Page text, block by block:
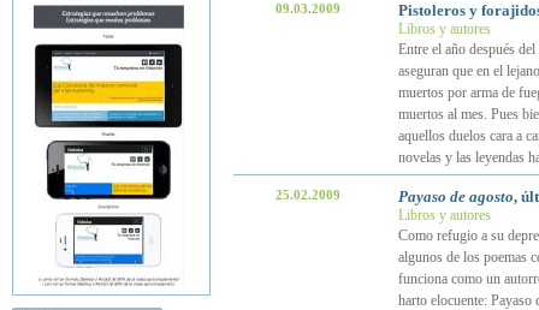
09.03.2009 Pistoleros y
Libros y autores
Entre el año después
aseguran que en el
muertos por arma de
muertos al mes. Pues
aquellos duelos cara a
novelas y las leyendas
25.02.2009 Payaso de agosto,
Libros y autores
Como refugio a su
algunos de los poemas
funciona como un
harto elocuente: